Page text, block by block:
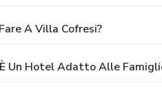
A Villa Cofresi?
Un Hotel Adatto Alle